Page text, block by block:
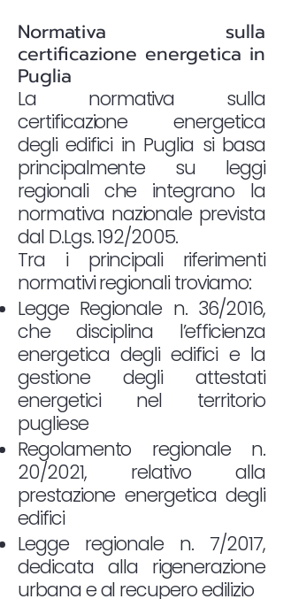
Normativa sulla
certificazione energetica in
Puglia
La normativa sulla
certificazione energetica
degli edifici in Puglia si basa
principalmente su leggi
regionali che integrano la
normativa nazionale prevista
dal D.Lgs. 192/2005.
Tra i principali riferimenti
normativi regionali troviamo:
Legge Regionale n. 36/2016,
che disciplina l’efficienza
energetica degli edifici e la
gestione degli attestati
energetici nel territorio
pugliese
Regolamento regionale n.
20/2021, relativo alla
prestazione energetica degli
edifici
Legge regionale n. 7/2017,
dedicata alla rigenerazione
urbana e al recupero edilizio